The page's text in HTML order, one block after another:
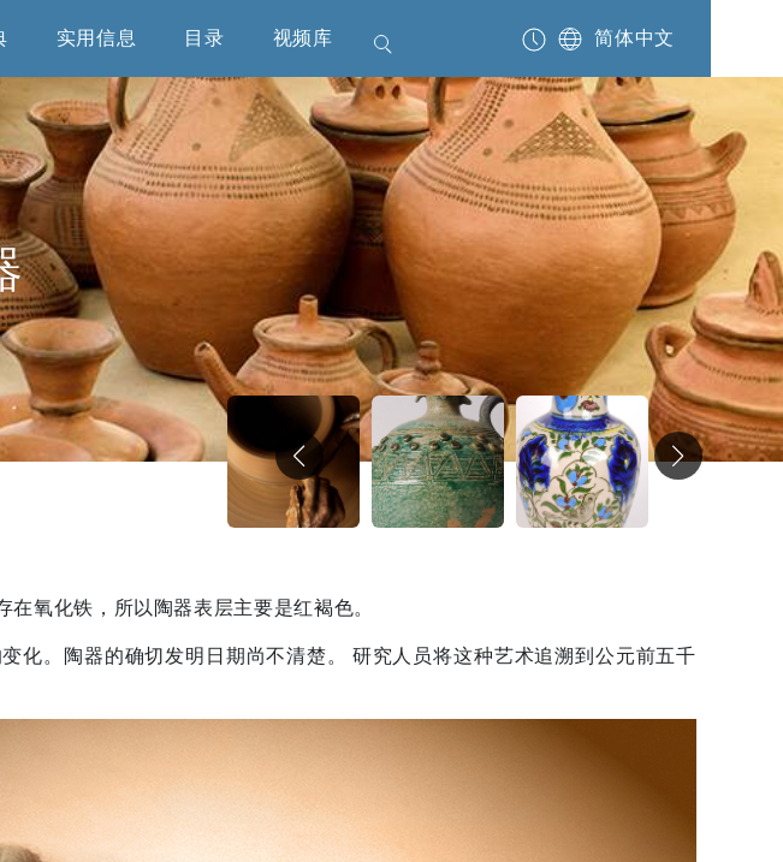
实用信息 目录 视频库 简体中文
氧化铁，所以陶器表层主要是红褐色。
化。陶器的确切发明日期尚不清楚。 研究人员将这种艺术追溯到公元前五千